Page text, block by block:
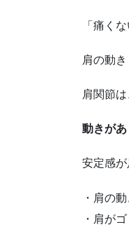
「痛く
肩の動
肩関節
動きがあ
安定感が
・肩の
・肩が